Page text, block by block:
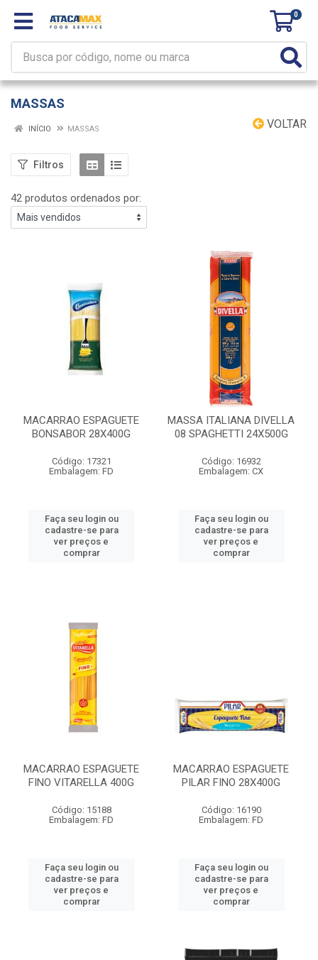
0
MASSAS
VOLTAR
INÍCIO MASSAS
Filtros
42 produtos ordenados por:
MACARRAO ESPAGUETE
BONSABOR 28X400G
Código: 17321
Embalagem: FD
Faça seu login ou
cadastre-se para
ver preços e
comprar
MASSA ITALIANA DIVELLA
08 SPAGHETTI 24X500G
Código: 16932
Embalagem: CX
Faça seu login ou
cadastre-se para
ver preços e
comprar
MACARRAO ESPAGUETE
FINO VITARELLA 400G
Código: 15188
Embalagem: FD
Faça seu login ou
cadastre-se para
ver preços e
comprar
MACARRAO ESPAGUETE
PILAR FINO 28X400G
Código: 16190
Embalagem: FD
Faça seu login ou
cadastre-se para
ver preços e
comprar